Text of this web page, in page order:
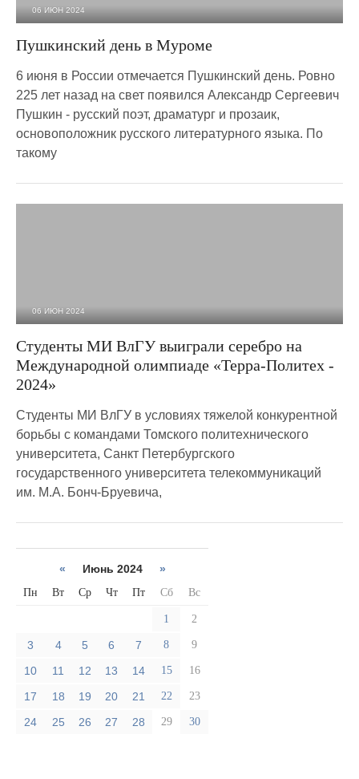
06 ИЮН 2024
Пушкинский день в Муроме
6 июня в России отмечается Пушкинский день. Ровно
225 лет назад на свет появился Александр Сергеевич
Пушкин - русский поэт, драматург и прозаик,
основоположник русского литературного языка. По
такому
06 ИЮН 2024
Студенты МИ ВлГУ выиграли серебро на
Международной олимпиаде «Терра‑Политех -
2024»
Студенты МИ ВлГУ в условиях тяжелой конкурентной
борьбы с командами Томского политехнического
университета, Санкт Петербургского
государственного университета телекоммуникаций
им. М.А. Бонч-Бруевича,
« Июнь 2024 »
Пн Вт Ср Чт Пт Сб Вс
1 2
3 4 5 6 7 8 9
10 11 12 13 14 15 16
17 18 19 20 21 22 23
24 25 26 27 28 29 30